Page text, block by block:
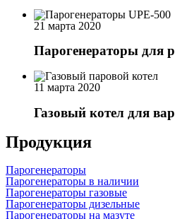
21 марта 2020
Парогенераторы для
11 марта 2020
Газовый котел для
Продукция
Парогенераторы
Парогенераторы в наличии
Парогенераторы газовые
Парогенераторы дизельные
Парогенераторы на мазуте